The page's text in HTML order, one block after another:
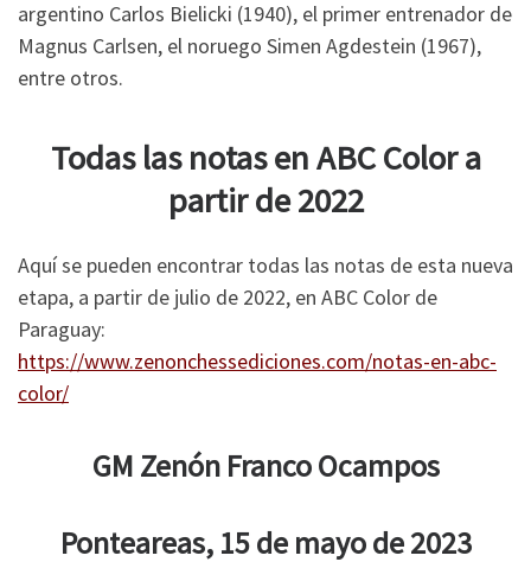
argentino Carlos Bielicki (1940), el primer entrenador de
Magnus Carlsen, el noruego Simen Agdestein (1967),
entre otros.
Todas las notas en ABC Color a
partir de 2022
Aquí se pueden encontrar todas las notas de esta nueva
etapa, a partir de julio de 2022, en ABC Color de
Paraguay:
https://www.zenonchessediciones.com/notas-en-abc-
color/
GM Zenón Franco Ocampos
Ponteareas, 15 de mayo de 2023